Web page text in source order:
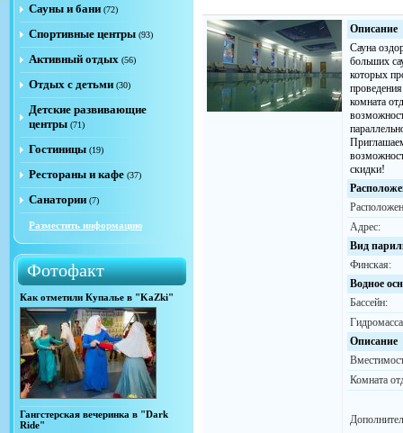
Сауны и бани (72)
Спортивные центры (93)
Активный отдых (56)
Отдых с детьми (30)
Детские развивающие
центры (71)
Гостиницы (19)
Рестораны и кафе (37)
Санатории (7)
Разместить информацию
Фотофакт
Как отметили Купалье в "KaZki"
Гангстерская вечеринка в "Dark
Ride"
Описание
Сауна
больших
которых
комната
скидки!
Адрес:
Вид
Финская:
Водное
Бассейн:
Описание
Комната